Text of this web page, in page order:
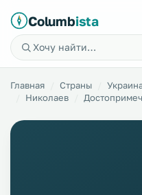
Columbista
Главная Страны
Николаев